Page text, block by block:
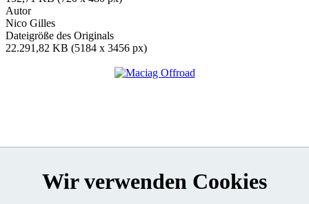
Autor
Nico Gilles
Dateigröße des Originals
22.291,82 KB (5184 x 3456 px)
Wir verwenden Cookies